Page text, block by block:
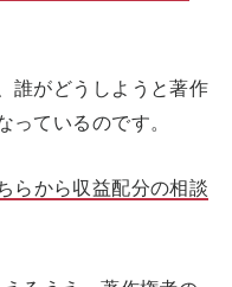
誰がどうしようと著作
っているのです。
らから収益配分の相談